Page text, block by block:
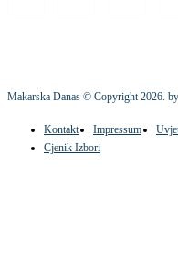
Makarska Danas © Copyright2026.
Kontakt Impressum
Cjenik Izbori